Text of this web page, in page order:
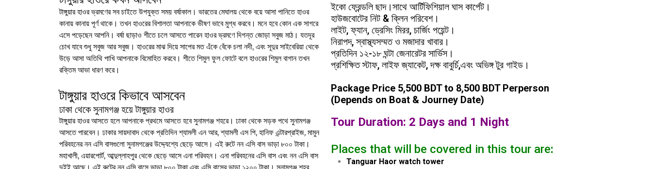
টাঙ্গুয়ার হাওর ভ্রমণের সব চাইতে উপযুক্ত সময় বর্ষাকাল। ভারতের মেঘালয় থেকে বয়ে আসা পানিতে হাওর
কানায় কানায় পূর্ণ থাকে। তখন হাওরের বিশালতা আপনাকে ভীষণ ভাবে মুগ্ধ করবে। মনে হবে কোন এক সাগরে
এসে পড়েছেন আপনি। বর্ষা ছাড়াও শীতে চলে আসতে পারেন হাওর ভ্রমণে দিগন্ত জোড়া সবুজ মাঠ। যতদূর
চোখ যাবে শুধু সবুজ আর সবুজ। হাওরের মাঝ দিয়ে সাপের মত এঁকে বেঁকে চলা নদী, এবং সূদুর সাইবেরিয়া থেকে
উড়ে আসা অতিথি পাখি আপনাকে বিমোহিত করবে। শীতে শিমুল ফুল ফোটে বলে হাওরের শিমুল বাগান তখন
রক্তিম আভা ধারণ করে।
টাঙ্গুয়ার হাওরে কিভাবে আসবেন
ঢাকা থেকে সুনামগঞ্জ হয়ে টাঙ্গুয়ার হাওর
টাঙ্গুয়ার হাওর আসতে হলে আপনাকে প্রথমে আসতে হবে সুনামগঞ্জ শহরে। ঢাকা থেকে সড়ক পথে সুনামগঞ্জ
আসতে পারবেন। ঢাকার সায়দাবাদ থেকে প্রতিদিন শ্যামলী এন আর, শ্যামলী এস পি, হানিফ এন্টারপ্রাইজ, মামুন
পরিবহনের নন এসি বাসগুলো সুনামগঞ্জের উদ্দ্যেশ্যে ছেড়ে আসে। এই রুটে নন এসি বাস ভাড়া ৮০০ টাকা।
মহাখালী, এয়ারপোর্ট, আব্দুল্লাহপুর থেকে ছেড়ে আসে এনা পরিবহন। এনা পরিবহনের এসি বাস এবং নন এসি বাস
ইকো ফ্রেন্ডলি ছাদ।সাথে আর্টিফিশিয়াল ঘাস কার্পেট।
হাউজবোটের নিট & ক্লিন পরিবেশ।
লাইট, ফ্যান, ড্রেসিং মিরর, চার্জিং পয়েন্ট।
নিরাপদ, স্বাস্থ্যসম্মত ও মজাদার খাবার।
প্রতিদিন ১২-১৮ ঘন্টা জেনারেটর সার্ভিস।
প্রশিক্ষিত স্টাফ, লাইফ জ্যাকেট, দক্ষ বাবুর্চি,এবং অভিঙ্গ টুর গাইড।
Package Price 5,500 BDT to 8,500 BDT Perperson
(Depends on Boat & Journey Date)
Tour Duration: 2 Days and 1 Night
Places that will be covered in this tour are:
Tanguar Haor watch tower